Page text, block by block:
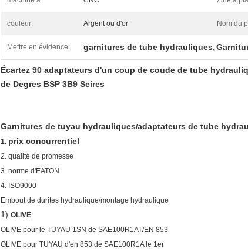
couleur: Argent ou d'or Nom du
Mettre en évidence: garnitures de tube hydrauliques,
Écartez 90 adaptateurs d'un coup de coude de tube
de Degres BSP 3B9 Seires
Garnitures de tuyau hydrauliques/adaptateurs de tube
1. prix concurrentiel
2. qualité de promesse
3. norme d'EATON
4. ISO9000
Embout de durites hydraulique/montage hydraulique
1) OLIVE
OLIVE pour le TUYAU 1SN de SAE100R1AT/EN 853
OLIVE pour TUYAU d'en 853 de SAE100R1A le 1er